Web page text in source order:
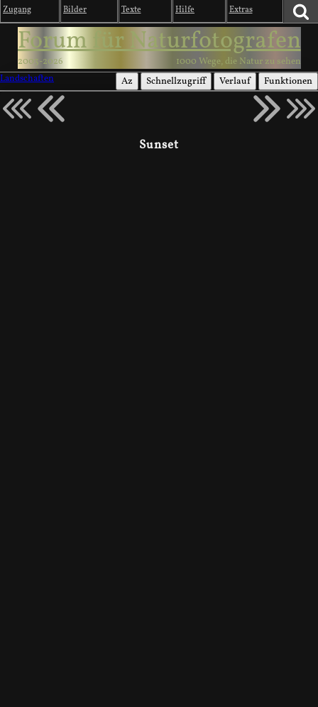
Zugang Bilder Texte Hilfe Extras
Forum für Naturfotografen
2003-2026
1000 Wege, die Natur zu sehen
Landschaften
Az Schnellzugriff Verlauf Funktionen
Sunset